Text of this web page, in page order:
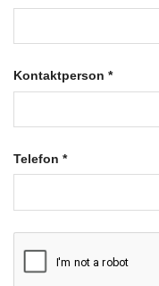
Kontaktperson *
Telefon *